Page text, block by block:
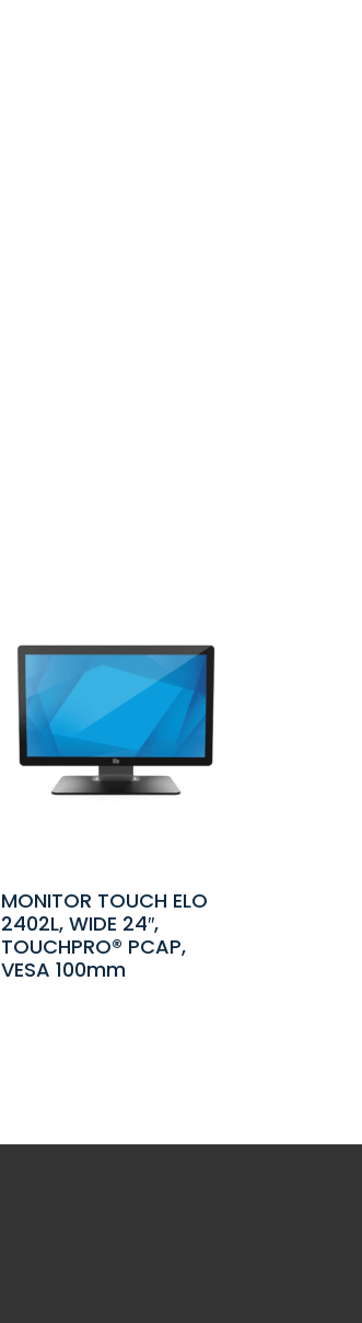
MONITOR TOUCH ELO
2402L, WIDE 24″,
TOUCHPRO® PCAP,
VESA 100mm